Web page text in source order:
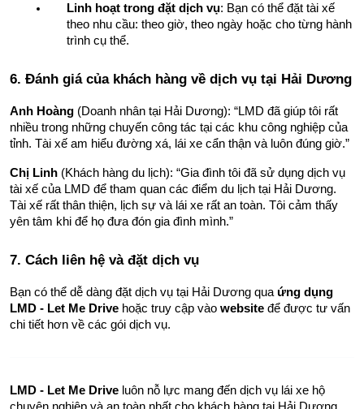
Linh hoạt trong đặt dịch vụ: Bạn có thể đặt tài xế
theo nhu cầu: theo giờ, theo ngày hoặc cho từng hành
trình cụ thể.
6. Đánh giá của khách hàng về dịch vụ tại Hải Dương
Anh Hoàng (Doanh nhân tại Hải Dương): “LMD đã giúp tôi rất
nhiều trong những chuyến công tác tại các khu công nghiệp của
tỉnh. Tài xế am hiểu đường xá, lái xe cẩn thận và luôn đúng giờ.”
Chị Linh (Khách hàng du lịch): “Gia đình tôi đã sử dụng dịch vụ
tài xế của LMD để tham quan các điểm du lịch tại Hải Dương.
Tài xế rất thân thiện, lịch sự và lái xe rất an toàn. Tôi cảm thấy
yên tâm khi để họ đưa đón gia đình mình.”
7. Cách liên hệ và đặt dịch vụ
Bạn có thể dễ dàng đặt dịch vụ tại Hải Dương qua ứng dụng
LMD - Let Me Drive hoặc truy cập vào website để được tư vấn
chi tiết hơn về các gói dịch vụ.
LMD - Let Me Drive luôn nỗ lực mang đến dịch vụ lái xe hộ
chuyên nghiệp và an toàn nhất cho khách hàng tại Hải Dương.